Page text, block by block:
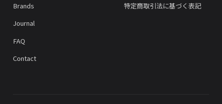
Brands
Journal
FAQ
Contact
特定商取引法に基づく表記